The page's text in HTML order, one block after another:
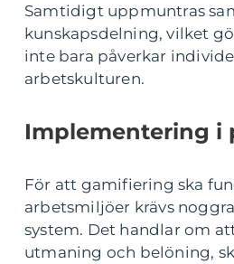
Samtidigt uppmuntras
kunskapsdelning, vilket
inte bara påverkar
arbetskulturen.
Implementering i
För att gamifiering ska
arbetsmiljöer krävs
system. Det handlar om
utmaning och belöning,